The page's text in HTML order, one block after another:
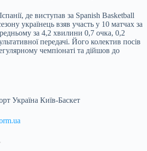
де виступав за Spanish Basketball
українець взяв участь у 10 матчах за
за 4,2 хвилини 0,7 очка, 0,2
передачі. Його колектив посів
чемпіонаті та дійшов до
Україна Київ-Баскет